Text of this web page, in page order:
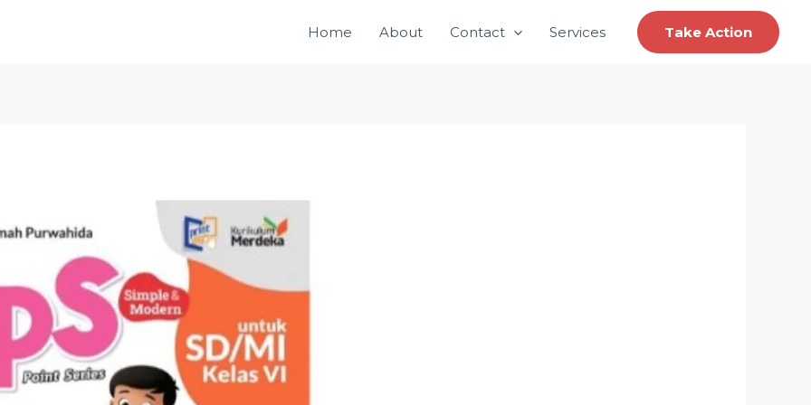
Home About Contact Services Take Action